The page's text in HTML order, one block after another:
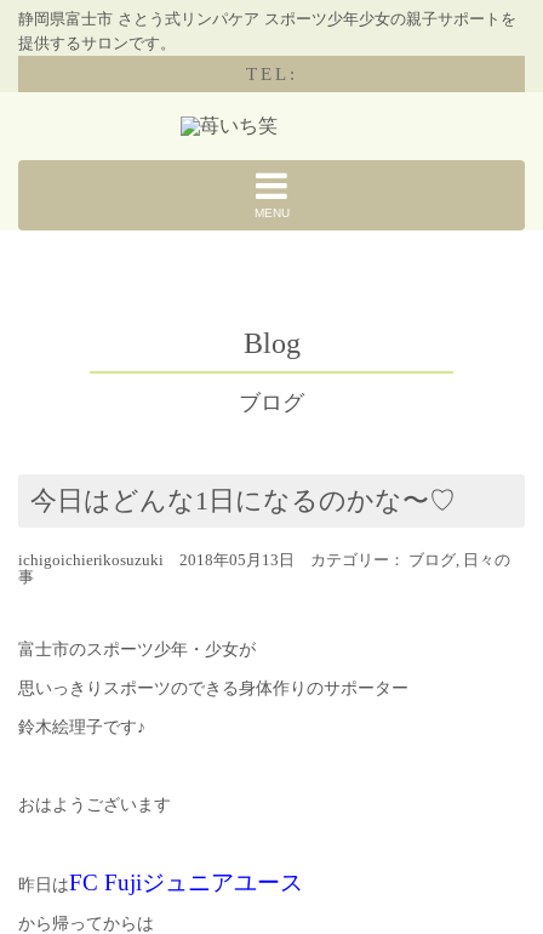
静岡県富士市 さとう式リンパケア スポーツ少年少女の親子サポートを
提供するサロンです。
TEL:
MENU
Blog
ブログ
今日はどんな1日になるのかな〜♡
ichigoichierikosuzuki 2018年05月13日 カテゴリー： ブログ, 日々の
事
富士市のスポーツ少年・少女が
思いっきりスポーツのできる身体作りのサポーター
鈴木絵理子です♪
おはようございます
昨日はFC Fujiジュニアユース
から帰ってからは